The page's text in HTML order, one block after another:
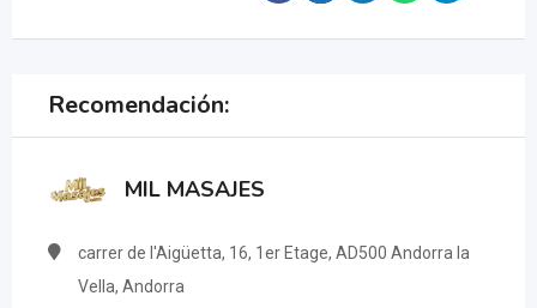
Recomendación:
MIL MASAJES
carrer de l'Aigüetta, 16, 1er Etage, AD500 Andorra la
Vella, Andorra